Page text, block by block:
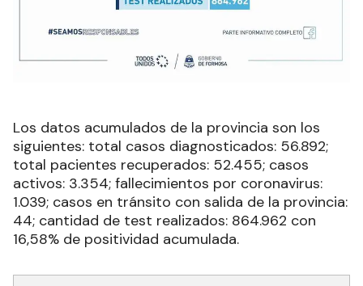
Los datos acumulados de la provincia son los
siguientes: total casos diagnosticados: 56.892;
total pacientes recuperados: 52.455; casos
activos: 3.354; fallecimientos por coronavirus:
1.039; casos en tránsito con salida de la provincia:
44; cantidad de test realizados: 864.962 con
16,58% de positividad acumulada.